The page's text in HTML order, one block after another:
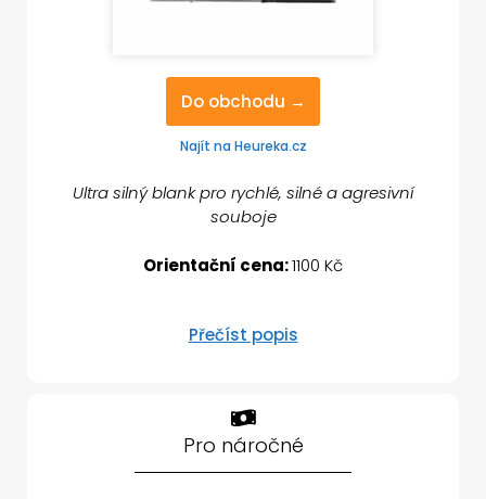
Do obchodu →
Najít na Heureka.cz
Ultra silný blank pro rychlé, silné a agresivní
souboje
Orientační cena:1100 Kč
Přečíst popis
Pro náročné